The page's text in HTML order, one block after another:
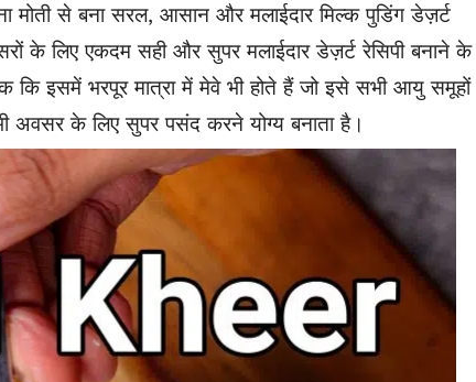
मोती से बना सरल, आसान और मलाईदार मिल्क पुडिंग डेज़र्ट
लिए एकदम सही और सुपर मलाईदार डेज़र्ट रेसिपी बनाने के
​​कि इसमें भरपूर मात्रा में मेवे भी होते हैं जो इसे सभी आयु समूहों
अवसर के लिए सुपर पसंद करने योग्य बनाता है।